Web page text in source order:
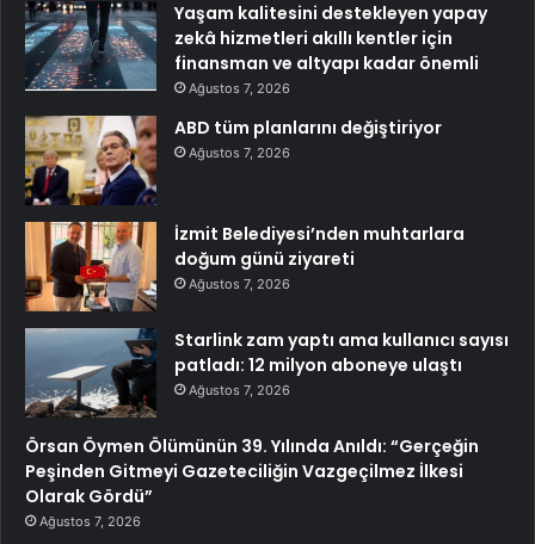
Yaşam kalitesini destekleyen yapay
zekâ hizmetleri akıllı kentler için
finansman ve altyapı kadar önemli
Ağustos 7, 2026
ABD tüm planlarını değiştiriyor
Ağustos 7, 2026
İzmit Belediyesi’nden muhtarlara
doğum günü ziyareti
Ağustos 7, 2026
Starlink zam yaptı ama kullanıcı sayısı
patladı: 12 milyon aboneye ulaştı
Ağustos 7, 2026
Örsan Öymen Ölümünün 39. Yılında Anıldı: “Gerçeğin
Peşinden Gitmeyi Gazeteciliğin Vazgeçilmez İlkesi
Olarak Gördü”
Ağustos 7, 2026